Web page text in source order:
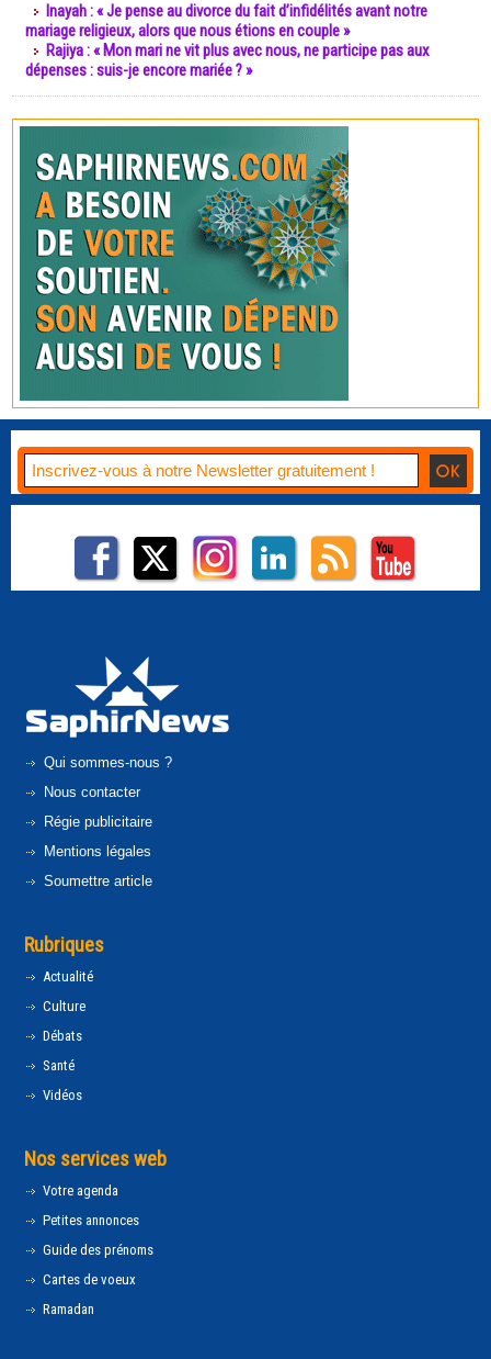
Inayah : « Je pense au divorce du fait d’infidélités avant notre
mariage religieux, alors que nous étions en couple »
Rajiya : « Mon mari ne vit plus avec nous, ne participe pas aux
dépenses : suis-je encore mariée ? »
Qui sommes-nous ?
Nous contacter
Régie publicitaire
Mentions légales
Soumettre article
Rubriques
Actualité
Culture
Débats
Santé
Vidéos
Nos services web
Votre agenda
Petites annonces
Guide des prénoms
Cartes de voeux
Ramadan